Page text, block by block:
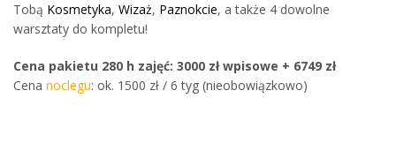
Tobą Kosmetyka, Wizaż, Paznokcie, a także 4 dowolne
warsztaty do kompletu!
Cena pakietu 280 h zajęć: 3000 zł wpisowe + 6749 zł
Cena noclegu: ok. 1500 zł / 6 tyg (nieobowiązkowo)